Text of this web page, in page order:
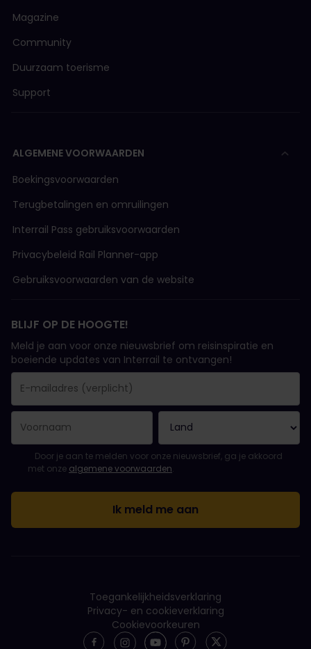
Magazine
Community
Duurzaam toerisme
Support
ALGEMENE VOORWAARDEN
Boekingsvoorwaarden
Terugbetalingen en omruilingen
Interrail Pass gebruiksvoorwaarden
Privacybeleid Rail Planner-app
Gebruiksvoorwaarden van de website
BLIJF OP DE HOOGTE!
Meld je aan voor onze nieuwsbrief om reisinspiratie en
boeiende updates van Interrail te ontvangen!
E-mailadres is een verplicht veld!
E-mailadres is ongeldig!
Fout bij het abonneren op de nieuwsbrief. Probeer het later
Je hebt je al geabonneerd op deze nieuwsbrief!
Ga akkoord met de algemene voorwaarden om je in te
Door je aan te melden voor onze nieuwsbrief, ga je akkoord
met onze algemene voorwaarden.
Toegankelijkheidsverklaring
Privacy- en cookieverklaring
Cookievoorkeuren